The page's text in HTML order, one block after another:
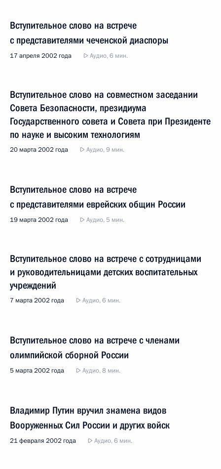
Вступительное слово на встрече
с представителями чеченской диаспоры
17 апреля 2002 года Аудио, 6 мин.
Вступительное слово на совместном заседании
Совета Безопасности, президиума
Государственного совета и Совета при Президенте
по науке и высоким технологиям
20 марта 2002 года Аудио, 9 мин.
Вступительное слово на встрече
с представителями еврейских общин России
19 марта 2002 года Аудио, 5 мин.
Вступительное слово на встрече с сотрудницами
и руководительницами детских воспитательных
учреждений
7 марта 2002 года Аудио, 6 мин.
Вступительное слово на встрече с членами
олимпийской сборной России
5 марта 2002 года Аудио, 8 мин.
Владимир Путин вручил знамена видов
Вооруженных Сил России и других войск
21 февраля 2002 года Аудио, 6 мин.